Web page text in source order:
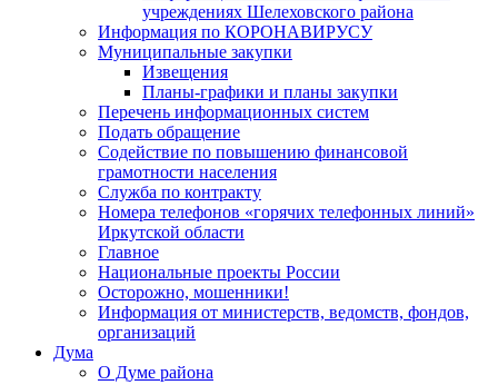
учреждениях Шелеховского района
Информация по КОРОНАВИРУСУ
Муниципальные закупки
Извещения
Планы-графики и планы закупки
Перечень информационных систем
Подать обращение
Содействие по повышению финансовой
грамотности населения
Служба по контракту
Номера телефонов «горячих телефонных линий»
Иркутской области
Главное
Национальные проекты России
Осторожно, мошенники!
Информация от министерств, ведомств, фондов,
организаций
Дума
О Думе района